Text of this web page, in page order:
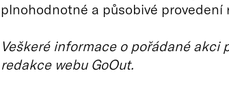
plnohodnotné a působivé provedení
Veškeré informace o pořádané akci
redakce webu GoOut.